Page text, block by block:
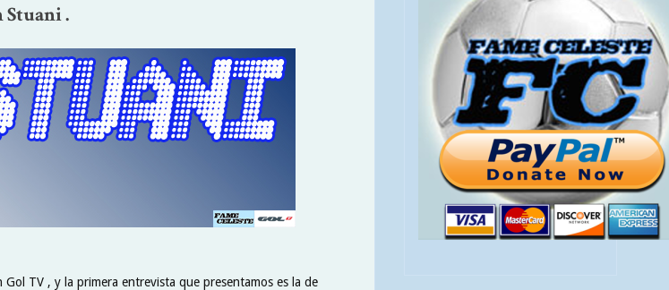
Stuani .
Gol TV , y la primera entrevista que presentamos es la de